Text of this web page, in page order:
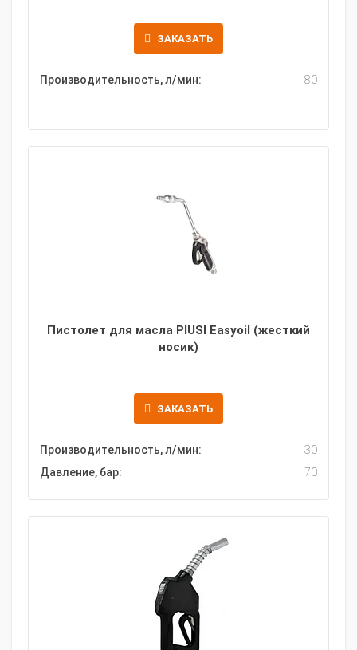
ЗАКАЗАТЬ
Производительность, л/мин: 80
Пистолет для масла PIUSI Easyoil (жесткий
носик)
ЗАКАЗАТЬ
Производительность, л/мин:
30
Давление, бар:
70